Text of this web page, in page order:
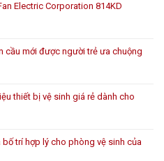
Electric Corporation 814KD
cầu mới được người trẻ ưa chuộng
thiết bị vệ sinh giá rẻ dành cho
bố trí hợp lý cho phòng vệ sinh của